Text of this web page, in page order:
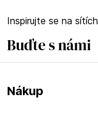
Inspirujte se na sítích
Buďte s námi
Nákup